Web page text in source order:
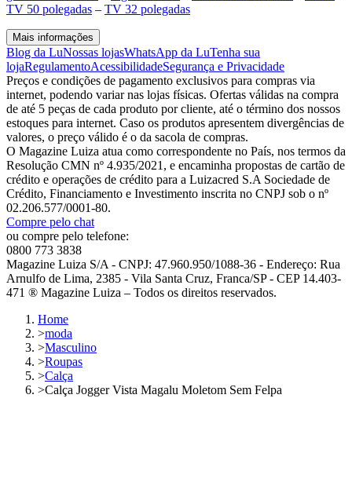
TV 50 polegadas – TV 32 polegadas
Mais informações
Blog da LuNossas lojasWhatsApp da LuTenha sua
lojaRegulamentoAcessibilidadeSegurança e Privacidade
Preços e condições de pagamento exclusivos para compras via
internet, podendo variar nas lojas físicas. Ofertas válidas na compra
de até 5 peças de cada produto por cliente, até o término dos nossos
estoques para internet. Caso os produtos apresentem divergências de
valores, o preço válido é o da sacola de compras.
O Magazine Luiza atua como correspondente no País, nos termos da
Resolução CMN nº 4.935/2021, e encaminha propostas de cartão de
crédito e operações de crédito para a Luizacred S.A Sociedade de
Crédito, Financiamento e Investimento inscrita no CNPJ sob o nº
02.206.577/0001-80.
Compre pelo chat
ou compre pelo telefone:
0800 773 3838
Magazine Luiza S/A - CNPJ: 47.960.950/1088-36 - Endereço: Rua
Arnulfo de Lima, 2385 - Vila Santa Cruz, Franca/SP - CEP 14.403-
471 ® Magazine Luiza – Todos os direitos reservados.
Home
>moda
>Masculino
>Roupas
>Calça
>Calça Jogger Vista Magalu Moletom Sem Felpa